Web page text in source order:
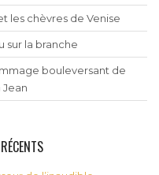
les chèvres de Venise
sur la branche
bouleversant de